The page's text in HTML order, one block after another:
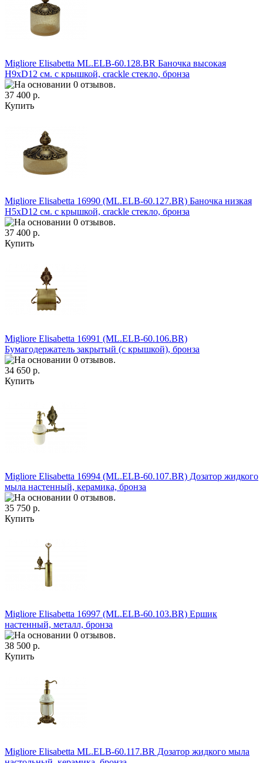
Migliore Elisabetta ML.ELB-60.128.BR Баночка высокая
H9xD12 см. с крышкой, crackle стекло, бронза
37 400 р.
Купить
Migliore Elisabetta 16990 (ML.ELB-60.127.BR) Баночка низкая
H5xD12 см. с крышкой, crackle стекло, бронза
37 400 р.
Купить
Migliore Elisabetta 16991 (ML.ELB-60.106.BR)
Бумагодержатель закрытый (с крышкой), бронза
34 650 р.
Купить
Migliore Elisabetta 16994 (ML.ELB-60.107.BR) Дозатор жидкого
мыла настенный, керамика, бронза
35 750 р.
Купить
Migliore Elisabetta 16997 (ML.ELB-60.103.BR) Ершик
настенный, металл, бронза
38 500 р.
Купить
Migliore Elisabetta ML.ELB-60.117.BR Дозатор жидкого мыла